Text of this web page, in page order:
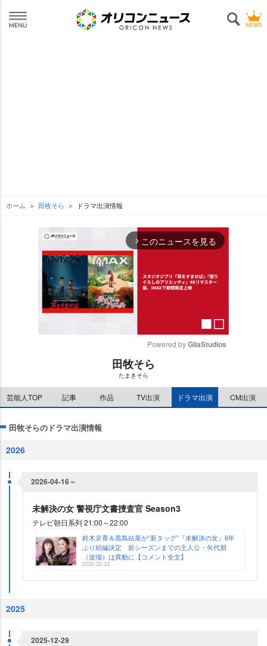
ホーム 田牧そら ドラマ出演情報
arrow_forward_ios このニュースを見る
e
Powered by GliaStudios
田牧そら
たまきそら
芸能人TOP 記事 作品 TV出演 ドラマ出演 CM出演
田牧そらのドラマ出演情報
2026
2026-04-16～
未解決の女 警視庁文書捜査官 Season3
テレビ朝日系列 21:00～22:00
鈴木京香＆黒島結菜が“新タッグ”『未解決の女』6年
ぶり続編決定 前シーズンまでの主人公・矢代朋
（波瑠）は異動に【コメント全文】
2026-02-23
2025
2025-12-29